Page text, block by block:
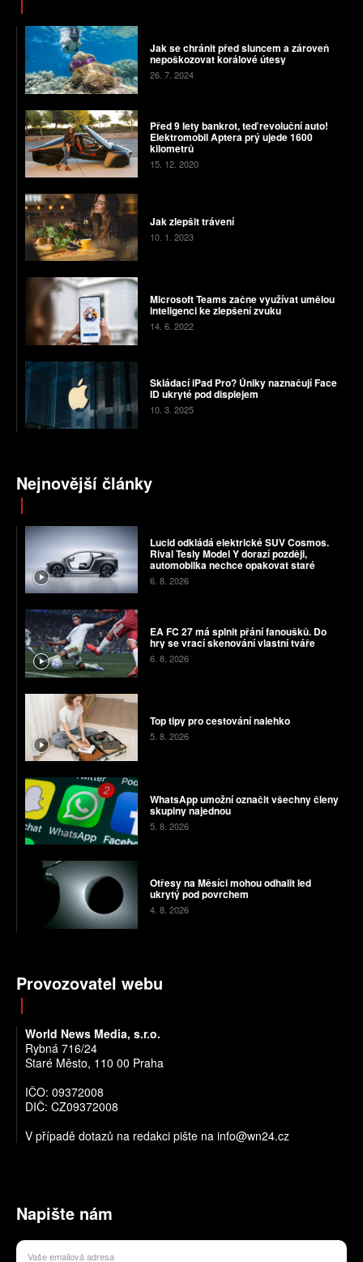
Jak se chránit před sluncem a zároveň
nepoškozovat korálové útesy
26. 7. 2024
Před 9 lety bankrot, teď revoluční auto!
Elektromobil Aptera prý ujede 1600
kilometrů
15. 12. 2020
Jak zlepšit trávení
10. 1. 2023
Microsoft Teams začne využívat umělou
inteligenci ke zlepšení zvuku
14. 6. 2022
Skládací iPad Pro? Úniky naznačují Face
ID ukryté pod displejem
10. 3. 2025
Nejnovější články
Lucid odkládá elektrické SUV Cosmos.
Rival Tesly Model Y dorazí později,
automobilka nechce opakovat staré
chyby
6. 8. 2026
EA FC 27 má splnit přání fanoušků. Do
hry se vrací skenování vlastní tváře
6. 8. 2026
Top tipy pro cestování nalehko
5. 8. 2026
WhatsApp umožní označit všechny členy
skupiny najednou
5. 8. 2026
Otřesy na Měsíci mohou odhalit led
ukrytý pod povrchem
4. 8. 2026
Provozovatel webu
World News Media, s.r.o.
Rybná 716/24
Staré Město, 110 00 Praha
IČO: 09372008
DIČ: CZ09372008
V případě dotazů na redakci pište na info@wn24.cz
Napište nám